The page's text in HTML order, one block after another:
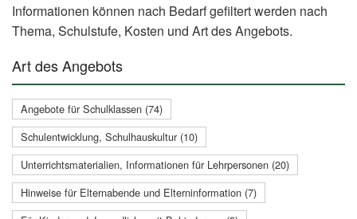
Informationen können nach Bedarf gefiltert werden nach
Thema, Schulstufe, Kosten und Art des Angebots.
Art des Angebots
Angebote für Schulklassen (74)
Schulentwicklung, Schulhauskultur (10)
Unterrichtsmaterialien, Informationen für Lehrpersonen (20)
Hinweise für Elternabende und Elterninformation (7)